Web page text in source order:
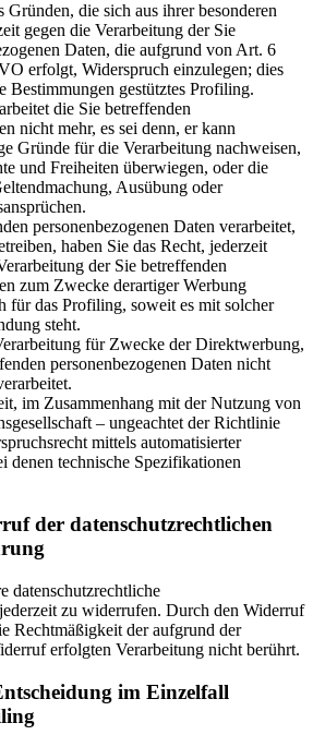
Gründen, die sich aus ihrer besonderen
gegen die Verarbeitung der Sie
Daten, die aufgrund von Art. 6
erfolgt, Widerspruch einzulegen; dies
Bestimmungen gestütztes Profiling.
die Sie betreffenden
nicht mehr, es sei denn, er kann
Gründe für die Verarbeitung nachweisen,
und Freiheiten überwiegen, oder die
Ausübung oder
personenbezogenen Daten verarbeitet,
haben Sie das Recht, jederzeit
der Sie betreffenden
zum Zwecke derartiger Werbung
für das Profiling, soweit es mit solcher
steht.
für Zwecke der Direktwerbung,
personenbezogenen Daten nicht
im Zusammenhang mit der Nutzung von
– ungeachtet der Richtlinie
mittels automatisierter
denen technische Spezifikationen
der datenschutzrechtlichen
datenschutzrechtliche
zu widerrufen. Durch den Widerruf
Rechtmäßigkeit der aufgrund der
erfolgten Verarbeitung nicht berührt.
im Einzelfall